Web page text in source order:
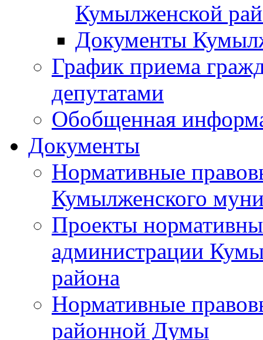
Кумылженской
Документы
График приема
депутатами
Обобщенная
Документы
Нормативные
Кумылженского
Проекты
администрации
района
Нормативные
районной Думы